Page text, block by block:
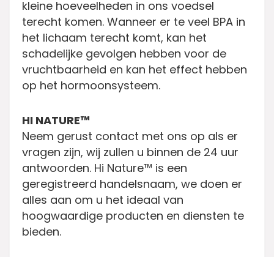
kleine hoeveelheden in ons voedsel
terecht komen. Wanneer er te veel BPA in
het lichaam terecht komt, kan het
schadelijke gevolgen hebben voor de
vruchtbaarheid en kan het effect hebben
op het hormoonsysteem.
HI NATURE™
Neem gerust contact met ons op als er
vragen zijn, wij zullen u binnen de 24 uur
antwoorden. Hi Nature™ is een
geregistreerd handelsnaam, we doen er
alles aan om u het ideaal van
hoogwaardige producten en diensten te
bieden.